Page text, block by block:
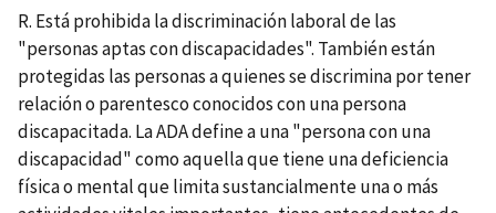
R. Está prohibida la discriminación laboral de las
"personas aptas con discapacidades". También están
protegidas las personas a quienes se discrimina por tener
relación o parentesco conocidos con una persona
discapacitada. La ADA define a una "persona con una
discapacidad" como aquella que tiene una deficiencia
física o mental que limita sustancialmente una o más